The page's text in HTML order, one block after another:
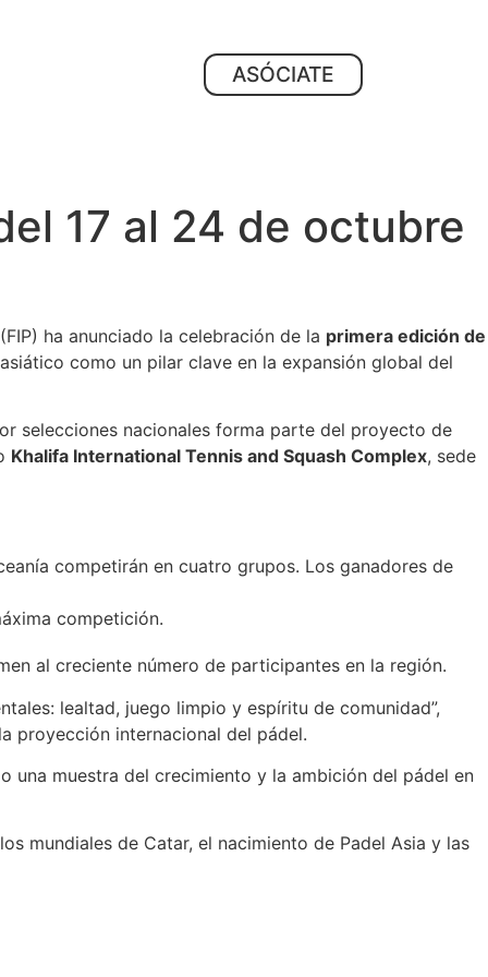
ASÓCIATE
17 al 24 de octubre
ha anunciado la celebración de la primera edición de
como un pilar clave en la expansión global del
selecciones nacionales forma parte del proyecto de
Khalifa International Tennis and Squash Complex, sede
competirán en cuatro grupos. Los ganadores de
competición.
al creciente número de participantes en la región.
lealtad, juego limpio y espíritu de comunidad”,
proyección internacional del pádel.
una muestra del crecimiento y la ambición del pádel en
mundiales de Catar, el nacimiento de Padel Asia y las